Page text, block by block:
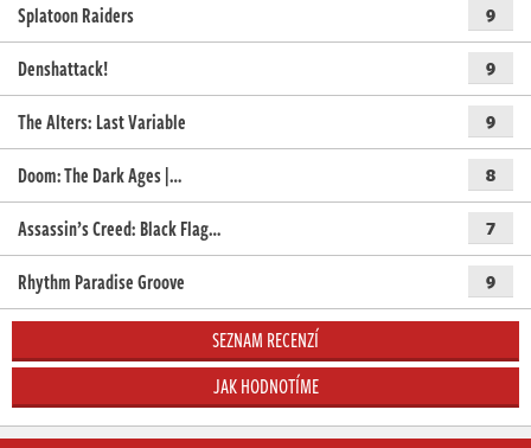
Splatoon Raiders 9
Denshattack! 9
The Alters: Last Variable 9
Doom: The Dark Ages |… 8
Assassin’s Creed: Black Flag… 7
Rhythm Paradise Groove 9
SEZNAM RECENZÍ
JAK HODNOTÍME